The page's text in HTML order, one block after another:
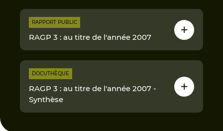
RAPPORT PUBLIC
RAGP 3 : au titre de l'année 2007
DOCUTHÈQUE
RAGP 3 : au titre de l'année 2007 -
Synthèse